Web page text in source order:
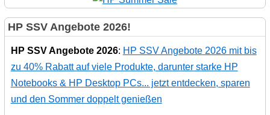
HP SSV Angebote 2026!
HP SSV Angebote 2026: HP SSV Angebote 2026 mit bis
zu 40% Rabatt auf viele Produkte, darunter starke HP
Notebooks & HP Desktop PCs... jetzt entdecken, sparen
und den Sommer doppelt genießen